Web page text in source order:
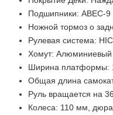
Подшипники: ABEC-9
Ножной тормоз о
Рулевая система: HIC
Хомут: Алюминиевый
Ширина платформы:
Общая длина
Руль вращается на
Колеса: 110 мм,